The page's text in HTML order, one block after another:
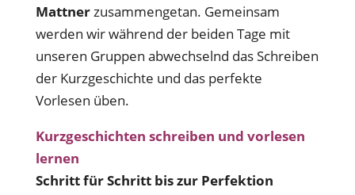
Mattnerzusammengetan. Gemeinsam
werden wir während der beiden Tage mit
unseren Gruppen abwechselnd das Schreiben
der Kurzgeschichte und das perfekte
Vorlesen üben.
Kurzgeschichten schreiben und vorlesen
lernen
Schritt für Schritt bis zur Perfektion